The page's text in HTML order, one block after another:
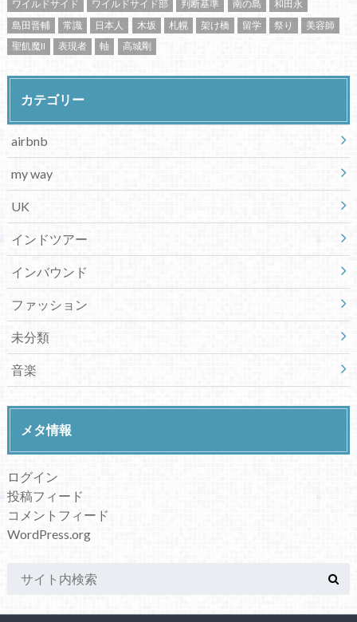
ワイルドサイド
ワイルドサイド部 判断基準 南の島
和田永
島田晋輔
常識 日本人 木坂 札幌 架け橋 留学 祭り
美容師
聖飢魔II
表現者 軸 高城剛
カテゴリー
airbnb
my way
UK
インドツアー
インバウンド
ファッション
未分類
音楽
メタ情報
ログイン
投稿フィード
コメントフィード
WordPress.org